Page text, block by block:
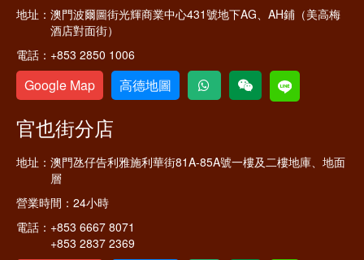
地址： 澳門波爾圖街光輝商業中心431號地下AG、AH鋪（美高梅
酒店對面街）
電話： +853 2850 1006
Google Map 高德地圖
官也街分店
地址： 澳門氹仔告利雅施利華街81A-85A號一樓及二樓地庫、地面
層
營業時間： 24小時
電話： +853 6667 8071
+853 2837 2369